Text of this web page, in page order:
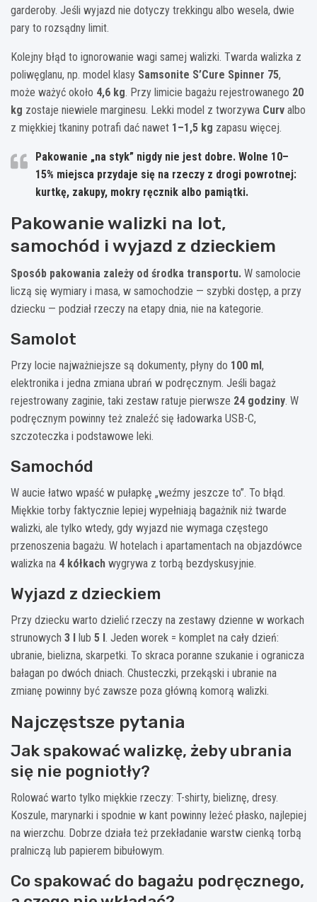
garderoby. Jeśli wyjazd nie dotyczy trekkingu albo wesela, dwie
pary to rozsądny limit.
Kolejny błąd to ignorowanie wagi samej walizki. Twarda walizka z
poliwęglanu, np. model klasy Samsonite S’Cure Spinner 75,
może ważyć około 4,6 kg. Przy limicie bagażu rejestrowanego 20
kg zostaje niewiele marginesu. Lekki model z tworzywa Curv albo
z miękkiej tkaniny potrafi dać nawet 1–1,5 kg zapasu więcej.
Pakowanie „na styk” nigdy nie jest dobre. Wolne 10–
15% miejsca przydaje się na rzeczy z drogi powrotnej:
kurtkę, zakupy, mokry ręcznik albo pamiątki.
Pakowanie walizki na lot,
samochód i wyjazd z dzieckiem
Sposób pakowania zależy od środka transportu. W samolocie
liczą się wymiary i masa, w samochodzie — szybki dostęp, a przy
dziecku — podział rzeczy na etapy dnia, nie na kategorie.
Samolot
Przy locie najważniejsze są dokumenty, płyny do 100 ml,
elektronika i jedna zmiana ubrań w podręcznym. Jeśli bagaż
rejestrowany zaginie, taki zestaw ratuje pierwsze 24 godziny. W
podręcznym powinny też znaleźć się ładowarka USB-C,
szczoteczka i podstawowe leki.
Samochód
W aucie łatwo wpaść w pułapkę „weźmy jeszcze to”. To błąd.
Miękkie torby faktycznie lepiej wypełniają bagażnik niż twarde
walizki, ale tylko wtedy, gdy wyjazd nie wymaga częstego
przenoszenia bagażu. W hotelach i apartamentach na objazdówce
walizka na 4 kółkach wygrywa z torbą bezdyskusyjnie.
Wyjazd z dzieckiem
Przy dziecku warto dzielić rzeczy na zestawy dzienne w workach
strunowych 3 l lub 5 l. Jeden worek = komplet na cały dzień:
ubranie, bielizna, skarpetki. To skraca poranne szukanie i ogranicza
bałagan po dwóch dniach. Chusteczki, przekąski i ubranie na
zmianę powinny być zawsze poza główną komorą walizki.
Najczęstsze pytania
Jak spakować walizkę, żeby ubrania
się nie pogniotły?
Rolować warto tylko miękkie rzeczy: T-shirty, bieliznę, dresy.
Koszule, marynarki i spodnie w kant powinny leżeć płasko, najlepiej
na wierzchu. Dobrze działa też przekładanie warstw cienką torbą
pralniczą lub papierem bibułowym.
Co spakować do bagażu podręcznego,